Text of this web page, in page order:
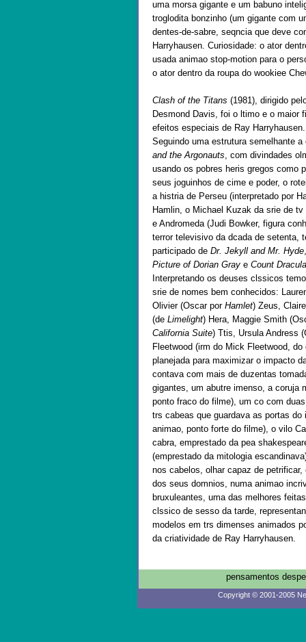
uma morsa gigante e um babuno
troglodita bonzinho (um gigante com
dentes-de-sabre, seqncia que deve
Harryhausen. Curiosidade: o ator
usada animao stop-motion para o
o ator dentro da roupa do wookiee
Clash of the Titans (1981), dirigido
Desmond Davis, foi o ltimo e o maior
efeitos especiais de Ray Harryhausen.
Seguindo uma estrutura semelhante
and the Argonauts, com divindades
usando os pobres heris gregos como
seus joguinhos de cime e poder, o
a histria de Perseu (interpretado por
Hamlin, o Michael Kuzak da srie de tv
e Andromeda (Judi Bowker, figura
terror televisivo da dcada de setenta,
participado de Dr. Jekyll and Mr. Hyde
Picture of Dorian Gray e Count Dracula
Interpretando os deuses clssicos
srie de nomes bem conhecidos:
Olivier (Oscar por Hamlet) Zeus,
(de Limelight) Hera, Maggie Smith
California Suite) Ttis, Ursula Andress
Fleetwood (irm do Mick Fleetwood,
planejada para maximizar o impacto
contava com mais de duzentas
gigantes, um abutre imenso, a coruja
ponto fraco do filme), um co com
trs cabeas que guardava as portas
animao, ponto forte do filme), o vilo
cabra, emprestado da pea
(emprestado da mitologia
nos cabelos, olhar capaz de
dos seus domnios, numa animao
bruxuleantes, uma das melhores
clssico de sesso da tarde,
modelos em trs dimenses animados
da criatividade de Ray Harryhausen.
pensamentos
Copyright © 2001-2005